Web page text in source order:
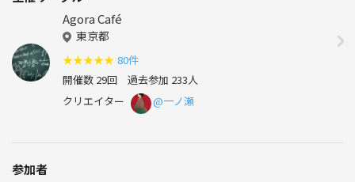
Agora Café
東京都
★★★★★ 80件
開催数 29回 過去参加 233人
クリエイター
@一ノ瀬
参加者